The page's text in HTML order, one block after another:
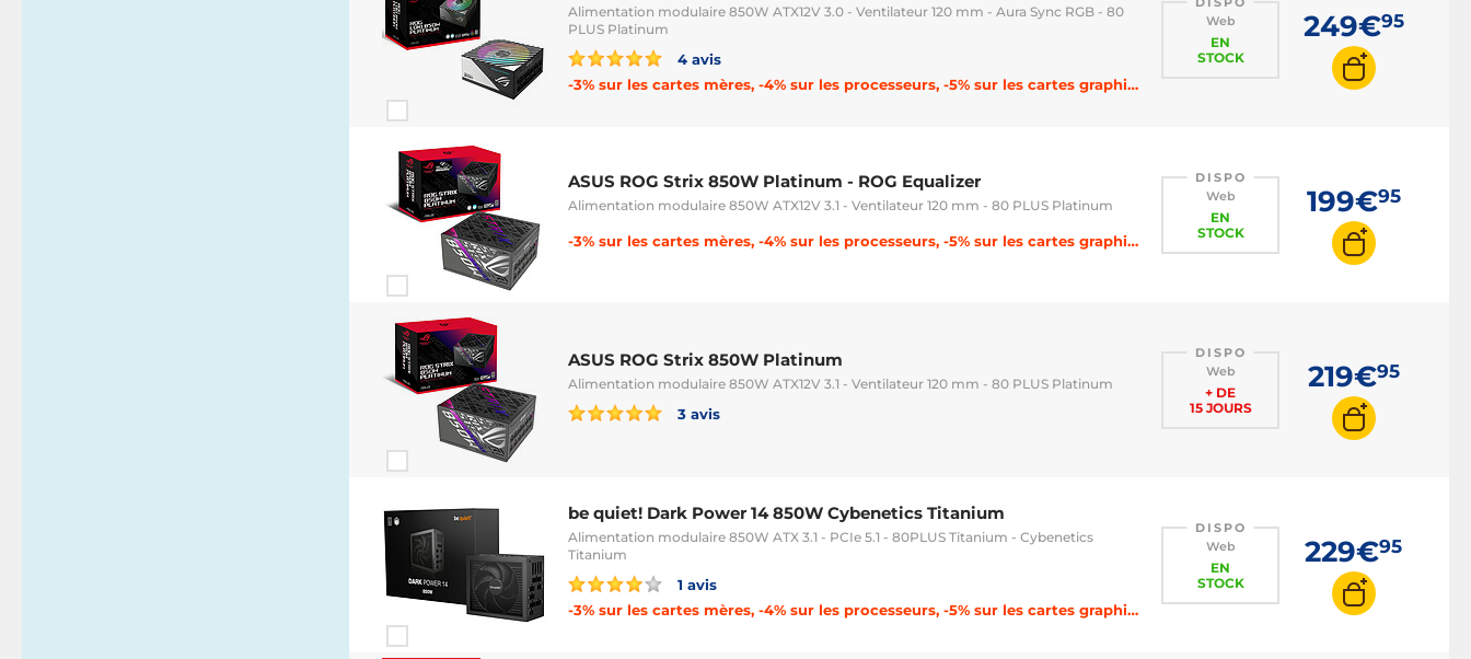
Alimentation modulaire 850W ATX12V 3.0 - Ventilateur 120 mm - Aura Sync RGB - 80
PLUS Platinum
4 avis
-3% sur les cartes mères, -4% sur les processeurs, -5% sur les cartes graphiques, -6% sur les SSD et HDD, -8% sur la RAM, -10% sur les alimentations, -15% sur le refroidissement avec le code BOOST
Web
EN
STOCK
249€95
ASUS ROG Strix 850W Platinum - ROG Equalizer
Alimentation modulaire 850W ATX12V 3.1 - Ventilateur 120 mm - 80 PLUS Platinum
-3% sur les cartes mères, -4% sur les processeurs, -5% sur les cartes graphiques, -6% sur les SSD et HDD, -8% sur la RAM, -10% sur les alimentations, -15% sur le refroidissement avec le code BOOST
DISPO
Web
EN
STOCK
199€95
ASUS ROG Strix 850W Platinum
Alimentation modulaire 850W ATX12V 3.1 - Ventilateur 120 mm - 80 PLUS Platinum
3 avis
DISPO
Web
+ DE
15 JOURS
219€95
be quiet! Dark Power 14 850W Cybenetics Titanium
Alimentation modulaire 850W ATX 3.1 - PCIe 5.1 - 80PLUS Titanium - Cybenetics
Titanium
1 avis
-3% sur les cartes mères, -4% sur les processeurs, -5% sur les cartes graphiques, -6% sur les SSD et HDD, -8% sur la RAM, -10% sur les alimentations, -15% sur le refroidissement avec le code BOOST
DISPO
Web
EN
STOCK
229€95